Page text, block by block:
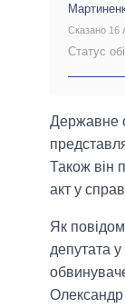
Сказано 16
Статус
Державне
Також він
акт у
Як
депутата